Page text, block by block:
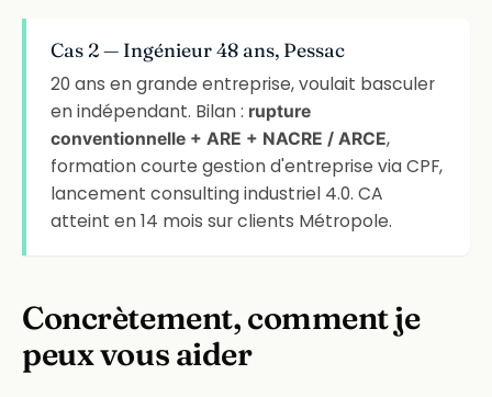
Cas 2 — Ingénieur 48 ans, Pessac
20 ans en grande entreprise, voulait basculer
en indépendant. Bilan : rupture
conventionnelle + ARE + NACRE / ARCE,
formation courte gestion d'entreprise via CPF,
lancement consulting industriel 4.0. CA
atteint en 14 mois sur clients Métropole.
Concrètement, comment je
peux vous aider